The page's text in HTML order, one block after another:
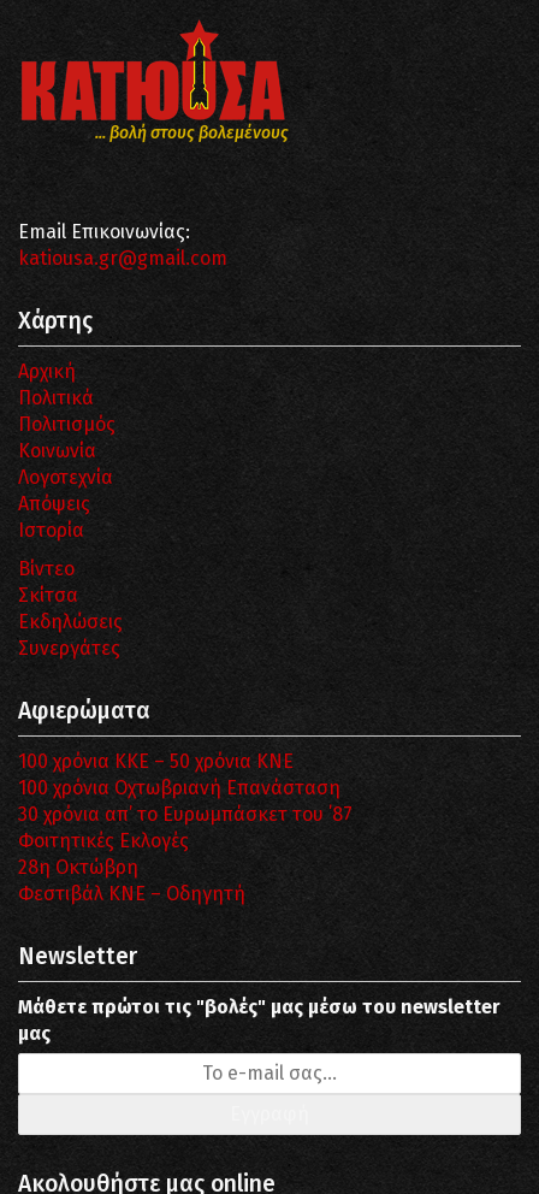
... βολή στους βολεμένους
Email Επικοινωνίας:
katiousa.gr@gmail.com
Χάρτης
Αρχική
Πολιτικά
Πολιτισμός
Κοινωνία
Λογοτεχνία
Απόψεις
Ιστορία
Βίντεο
Σκίτσα
Εκδηλώσεις
Συνεργάτες
Αφιερώματα
100 χρόνια ΚΚΕ – 50 χρόνια ΚΝΕ
100 χρόνια Οχτωβριανή Επανάσταση
30 χρόνια απ’ το Ευρωμπάσκετ του ΄87
Φοιτητικές Εκλογές
28η Οκτώβρη
Φεστιβάλ ΚΝΕ – Οδηγητή
Newsletter
Μάθετε πρώτοι τις "βολές" μας μέσω του newsletter
μας
Ακολουθήστε μας online